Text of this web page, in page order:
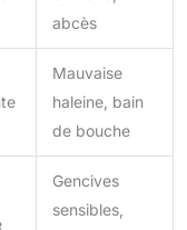
abcès
Mauvaise
haleine, bain
de bouche
Gencives
sensibles,